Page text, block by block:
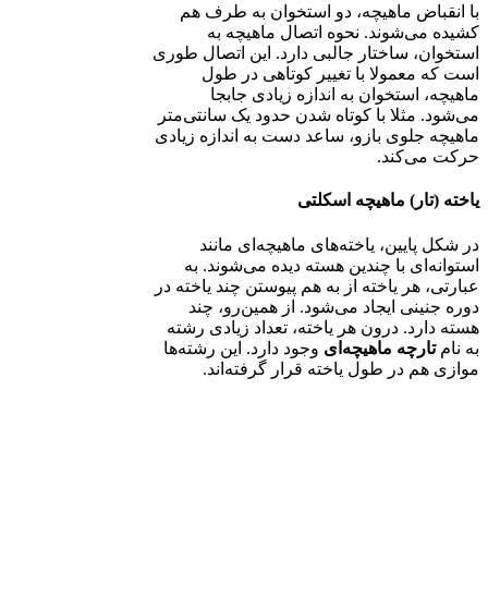
با انقباض ماهیچه، دو استخوان به طرف هم
کشیده می‌شوند. نحوه اتصال ماهیچه به
استخوان، ساختار جالبی دارد. این اتصال طوری
است که معمولا با تغییر کوتاهی در طول
ماهیچه، استخوان به اندازه زیادی جابجا
می‌شود. مثلا با کوتاه شدن حدود یک سانتی‌متر
ماهیچه جلوی بازو، ساعد دست به اندازه زیادی
حرکت می‌کند.
یاخته (تار) ماهیچه اسکلتی
در شکل پایین، یاخته‌های ماهیچه‌ای مانند
استوانه‌ای با چندین هسته دیده می‌شوند. به
عبارتی، هر یاخته از به هم پیوستن چند یاخته در
دوره جنینی ایجاد می‌شود. از همین‌رو، چند
هسته دارد. درون هر یاخته، تعداد زیادی رشته
به نامتارچه ماهیچه‌ای وجود دارد. این رشته‌ها
موازی هم در طول یاخته قرار گرفته‌اند.